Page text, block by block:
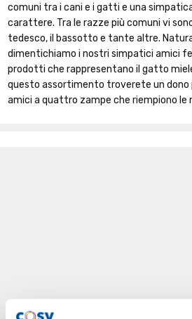
comuni tra i cani e i gatti e una
carattere. Tra le razze più comuni vi
tedesco, il bassotto e tante altre.
dimentichiamo i nostri simpatici amici
prodotti che rappresentano il gatto
questo assortimento troverete un
amici a quattro zampe che riempiono le